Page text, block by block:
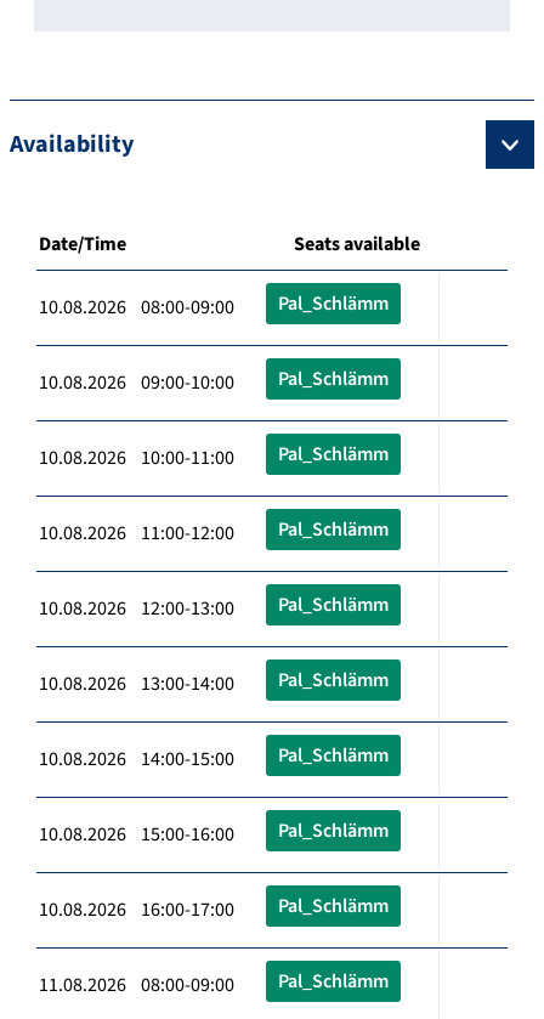
Availability
Date/Time Seats available
10.08.2026 08:00-09:00 Pal_Schlämm
10.08.2026 09:00-10:00 Pal_Schlämm
10.08.2026 10:00-11:00 Pal_Schlämm
10.08.2026 11:00-12:00 Pal_Schlämm
10.08.2026 12:00-13:00 Pal_Schlämm
10.08.2026 13:00-14:00 Pal_Schlämm
10.08.2026 14:00-15:00 Pal_Schlämm
10.08.2026 15:00-16:00 Pal_Schlämm
10.08.2026 16:00-17:00 Pal_Schlämm
11.08.2026 08:00-09:00 Pal_Schlämm